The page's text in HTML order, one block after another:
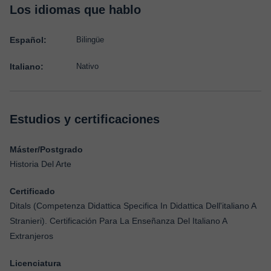
Los idiomas que hablo
Español: Bilingüe
Italiano: Nativo
Estudios y certificaciones
Máster/Postgrado
Historia Del Arte
Certificado
Ditals (Competenza Didattica Specifica In Didattica Dell'italiano A
Stranieri). Certificación Para La Enseñanza Del Italiano A
Extranjeros
Licenciatura